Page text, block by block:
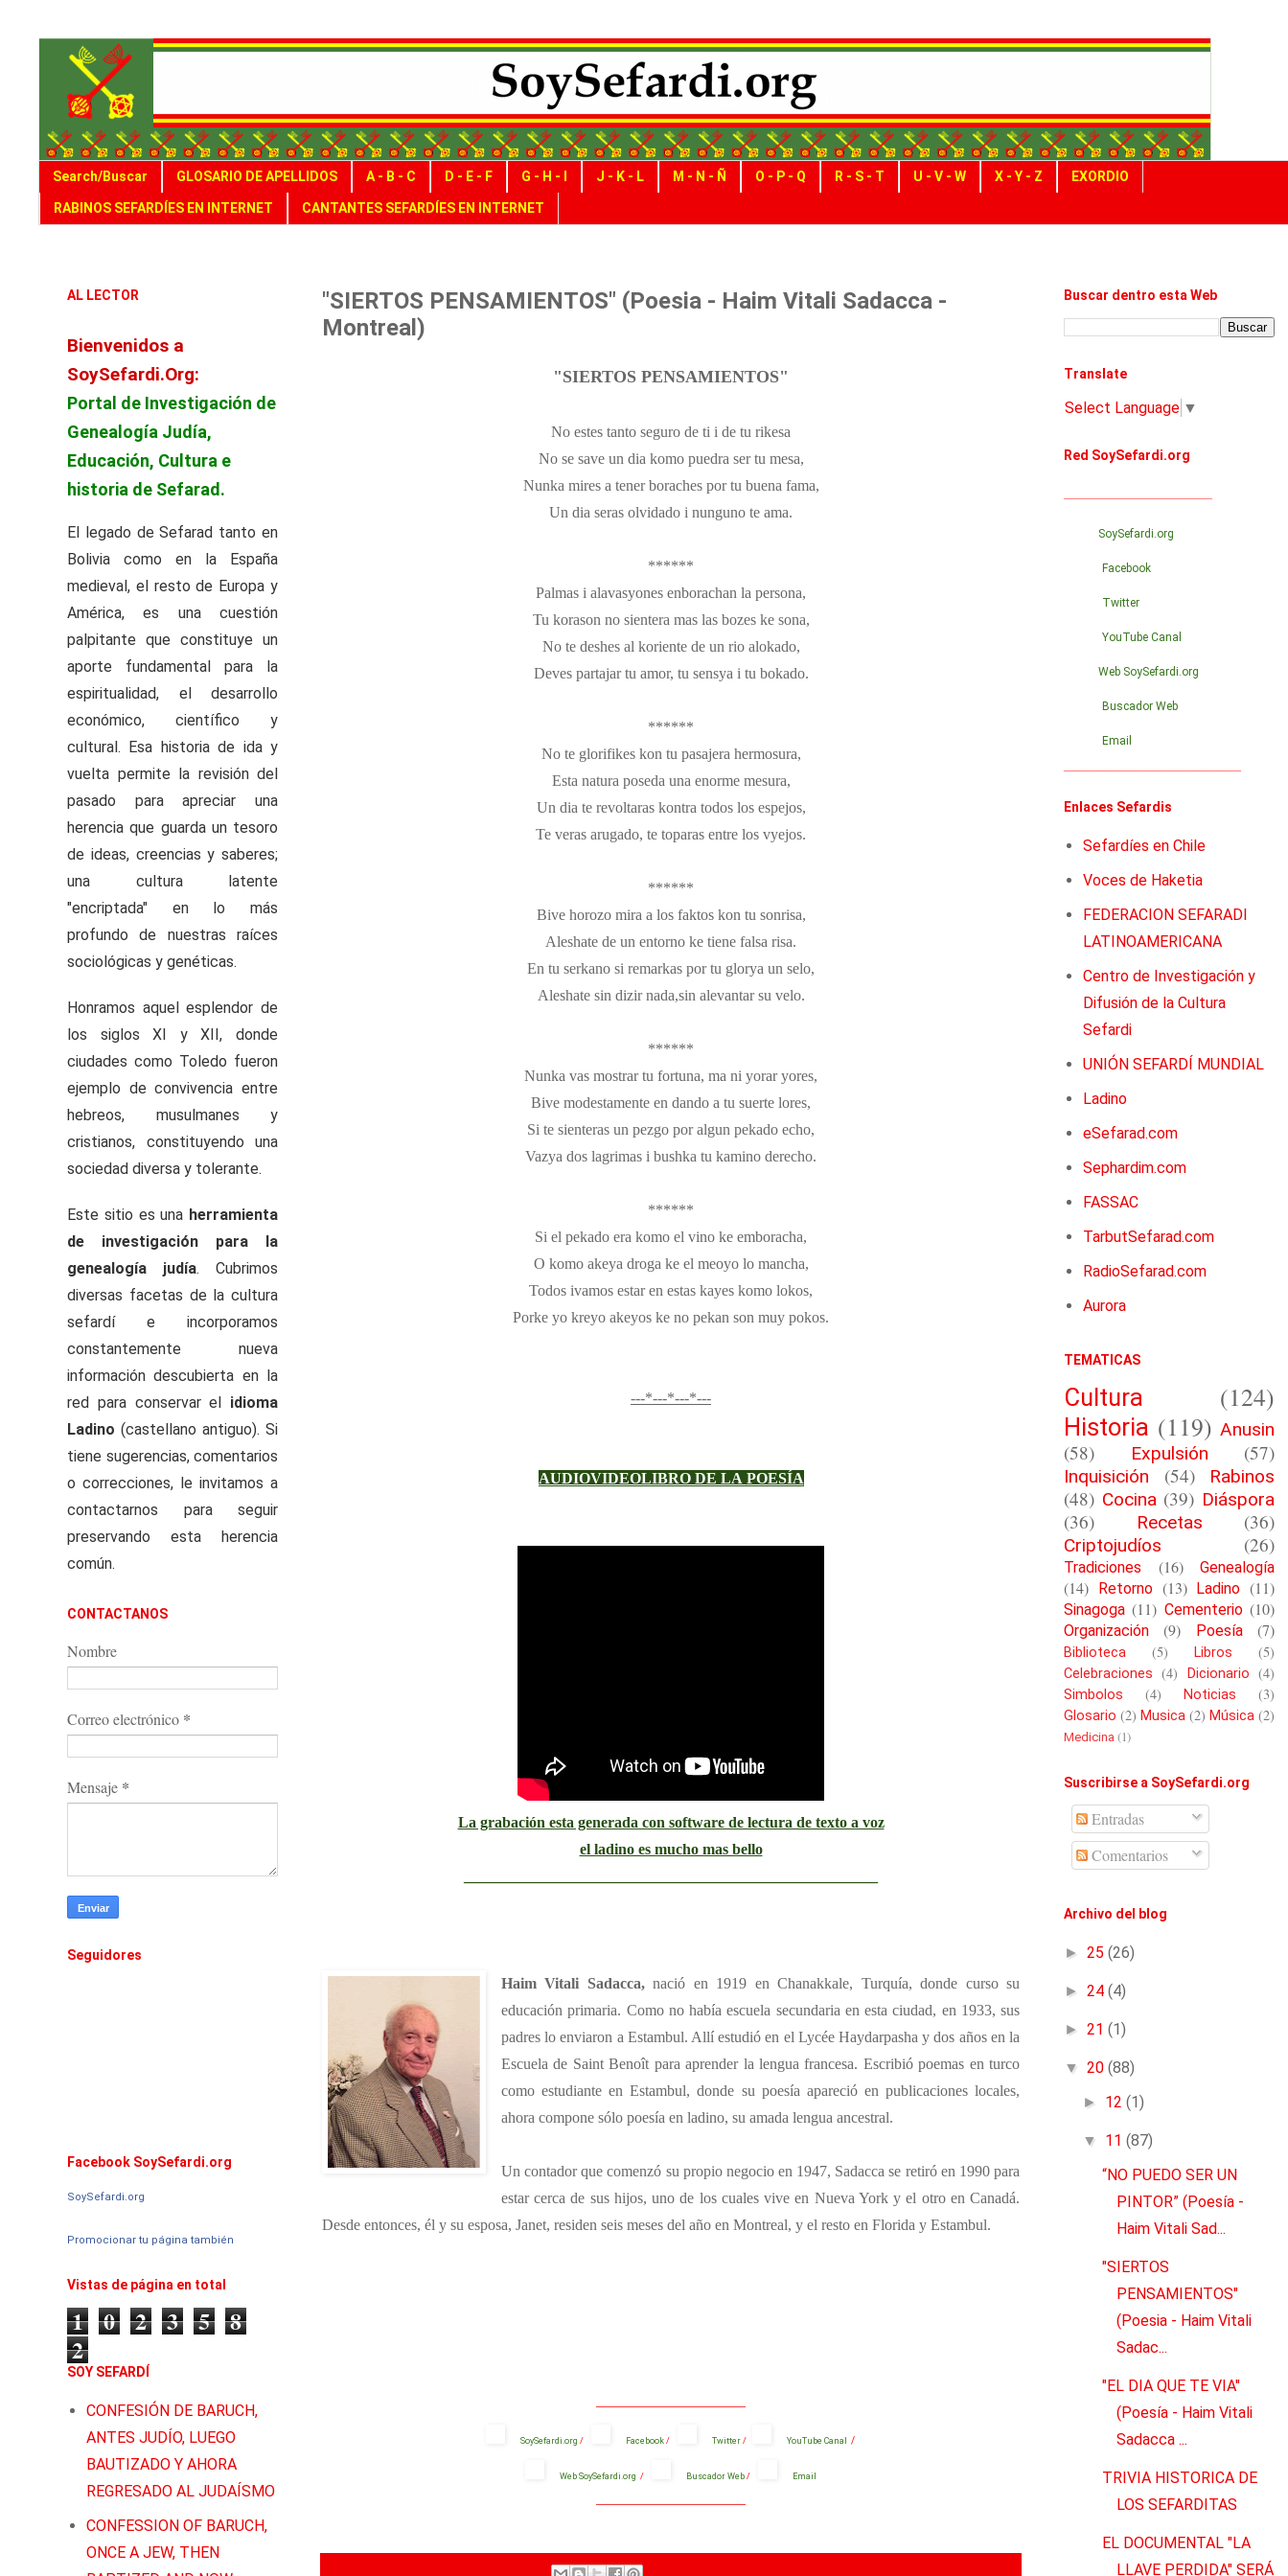
Search/Buscar GLOSARIO DE APELLIDOS A - B - C D - E - F G - H - I J - K - L M - N - Ñ O - P - Q R - S - T U - V - W X - Y - Z EXORDIO
RABINOS SEFARDÍES EN INTERNET CANTANTES SEFARDÍES EN INTERNET
"SIERTOS PENSAMIENTOS" (Poesia - Haim Vitali Sadacca -
Montreal)
"SIERTOS PENSAMIENTOS"
No estes tanto seguro de ti i de tu rikesa
No se save un dia komo puedra ser tu mesa,
Nunka mires a tener boraches por tu buena fama,
Un dia seras olvidado i nunguno te ama.
******
Palmas i alavasyones enborachan la persona,
Tu korason no sientera mas las bozes ke sona,
No te deshes al koriente de un rio alokado,
Deves partajar tu amor, tu sensya i tu bokado.
******
No te glorifikes kon tu pasajera hermosura,
Esta natura poseda una enorme mesura,
Un dia te revoltaras kontra todos los espejos,
Te veras arugado, te toparas entre los vyejos.
******
Bive horozo mira a los faktos kon tu sonrisa,
Aleshate de un entorno ke tiene falsa risa.
En tu serkano si remarkas por tu glorya un selo,
Aleshate sin dizir nada,sin alevantar su velo.
******
Nunka vas mostrar tu fortuna, ma ni yorar yores,
Bive modestamente en dando a tu suerte lores,
Si te sienteras un pezgo por algun pekado echo,
Vazya dos lagrimas i bushka tu kamino derecho.
******
Si el pekado era komo el vino ke emboracha,
O komo akeya droga ke el meoyo lo mancha,
Todos ivamos estar en estas kayes komo lokos,
Porke yo kreyo akeyos ke no pekan son muy pokos.
---*---*---*---
AUDIOVIDEOLIBRO DE LA POESÍA
La grabación esta generada con software de lectura de texto a voz
el ladino es mucho mas bello
Haim Vitali Sadacca,nació en 1919 en Chanakkale, Turquía, donde curso su
educación primaria. Como no había escuela secundaria en esta ciudad, en 1933, sus
padres lo enviaron a Estambul. Allí estudió en el Lycée Haydarpasha y dos años en la
Escuela de Saint Benoît para aprender la lengua francesa. Escribió poemas en turco
como estudiante en Estambul, donde su poesía apareció en publicaciones locales,
ahora compone sólo poesía en ladino, su amada lengua ancestral.
Un contador que comenzó su propio negocio en 1947, Sadacca se retiró en 1990 para
estar cerca de sus hijos, uno de los cuales vive en Nueva York y el otro en Canadá.
Desde entonces, él y su esposa, Janet, residen seis meses del año en Montreal, y el resto en Florida y Estambul.
SoySefardi.org / Facebook / Twitter/ YouTube Canal /
Web SoySefardi.org / Buscador Web / Email
AL LECTOR
Bienvenidos a
SoySefardi.Org:
Portal de Investigación de
Genealogía Judía,
Educación, Cultura e
historia de Sefarad.
El legado de Sefarad tanto en
Bolivia como en la España
medieval, el resto de Europa y
América, es una cuestión
palpitante que constituye un
aporte fundamental para la
espiritualidad, el desarrollo
económico, científico y
cultural. Esa historia de ida y
vuelta permite la revisión del
pasado para apreciar una
herencia que guarda un tesoro
de ideas, creencias y saberes;
una cultura latente
"encriptada" en lo más
profundo de nuestras raíces
sociológicas y genéticas.
Honramos aquel esplendor de
los siglos XI y XII, donde
ciudades como Toledo fueron
ejemplo de convivencia entre
hebreos, musulmanes y
cristianos, constituyendo una
sociedad diversa y tolerante.
Este sitio es una herramienta
de investigación para la
genealogía judía. Cubrimos
diversas facetas de la cultura
sefardí e incorporamos
constantemente nueva
información descubierta en la
red para conservar el idioma
Ladino (castellano antiguo). Si
tiene sugerencias, comentarios
o correcciones, le invitamos a
contactarnos para seguir
preservando esta herencia
común.
CONTACTANOS
Nombre
Correo electrónico *
Mensaje *
Seguidores
Facebook SoySefardi.org
SoySefardi.org
Promocionar tu página también
Vistas de página en total
1 0 2 3 5 8
2
SOY SEFARDÍ
CONFESIÓN DE BARUCH,
ANTES JUDÍO, LUEGO
BAUTIZADO Y AHORA
REGRESADO AL JUDAÍSMO
CONFESSION OF BARUCH,
ONCE A JEW, THEN
Buscar dentro esta Web
Translate
Select Language ▼
Red SoySefardi.org
SoySefardi.org
Facebook
Twitter
YouTube Canal
Web SoySefardi.org
Buscador Web
Email
Enlaces Sefardis
Sefardíes en Chile
Voces de Haketia
FEDERACION SEFARADI
LATINOAMERICANA
Centro de Investigación y
Difusión de la Cultura
Sefardi
UNIÓN SEFARDÍ MUNDIAL
Ladino
eSefarad.com
Sephardim.com
FASSAC
TarbutSefarad.com
RadioSefarad.com
Aurora
TEMATICAS
Cultura (124)
Historia (119) Anusin
(58) Expulsión (57)
Inquisición (54) Rabinos
(48) Cocina (39) Diáspora
(36) Recetas (36)
Criptojudíos (26)
Tradiciones (16) Genealogía
(14) Retorno (13) Ladino (11)
Sinagoga (11) Cementerio (10)
Organización (9) Poesía (7)
Biblioteca (5) Libros (5)
Celebraciones (4) Dicionario (4)
Simbolos (4) Noticias (3)
Glosario (2) Musica (2) Música (2)
Medicina (1)
Suscribirse a SoySefardi.org
Entradas
Comentarios
Archivo del blog
► 25 (26)
► 24 (4)
► 21 (1)
▼ 20 (88)
► 12(1)
▼ 11(87)
“NO PUEDO SER UN
PINTOR” (Poesía -
Haim Vitali Sad...
"SIERTOS
PENSAMIENTOS"
(Poesia - Haim Vitali
Sadac...
"EL DIA QUE TE VIA"
(Poesía - Haim Vitali
Sadacca ...
TRIVIA HISTORICA DE
LOS SEFARDITAS
EL DOCUMENTAL "LA
LLAVE PERDIDA" SERÁ